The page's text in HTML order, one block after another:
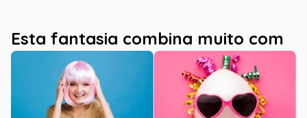
Esta fantasia combina muito com